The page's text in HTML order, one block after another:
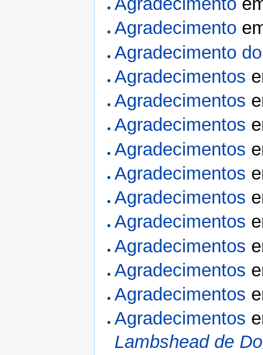
Agradecimento
Agradecimento
Agradecimentos
Agradecimentos
Agradecimentos
Agradecimentos
Agradecimentos
Agradecimentos
Agradecimentos
Agradecimentos
Agradecimentos
Agradecimentos
Agradecimentos
Lambshead de